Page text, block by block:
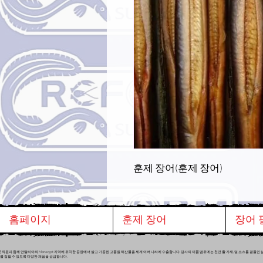
훈제 장어(훈제 장어)
홈페이지 훈제 장어 장어
직원과 함께 안탈리아의 Manavgat 지역에 위치한 공장에서 살고 가공된 고품질 해산물을 세계 여러 나라에 수출합니다. 당사의 제품 범위에는 천연 활 가재, 딜 소스를 곁들
점할 수 있도록 다양한 제품을 공급합니다.